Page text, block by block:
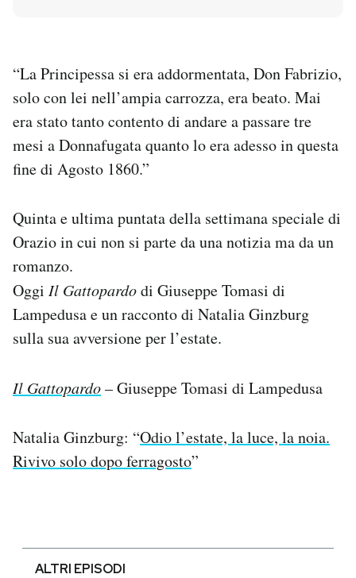
SHOP
CALENDARIO
AREA PERSONALE
“La Principessa si era addormentata, Don Fabrizio,
solo con lei nell’ampia carrozza, era beato. Mai
era stato tanto contento di andare a passare tre
mesi a Donnafugata quanto lo era adesso in questa
fine di Agosto 1860.”
Quinta e ultima puntata della settimana speciale di
Orazio in cui non si parte da una notizia ma da un
romanzo.
Oggi Il Gattopardodi Giuseppe Tomasi di
Lampedusa e un racconto di Natalia Ginzburg
sulla sua avversione per l’estate.
Il Gattopardo– Giuseppe Tomasi di Lampedusa
Natalia Ginzburg: “Odio l’estate, la luce, la noia.
Rivivo solo dopo ferragosto”
ALTRI EPISODI